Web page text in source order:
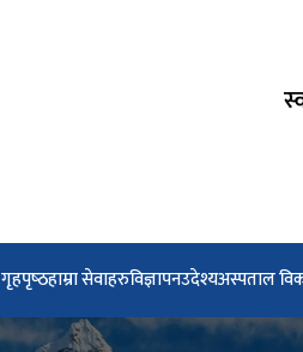
गृहपृष्‍ठहाम्रा सेवाहरुविज्ञापनउदेश्यअस्पताल